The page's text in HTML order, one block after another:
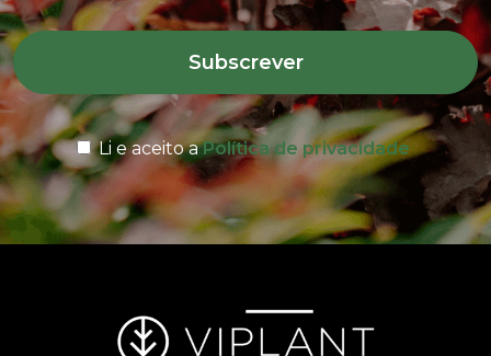
Subscrever
Li e aceito aPolítica de privacidade